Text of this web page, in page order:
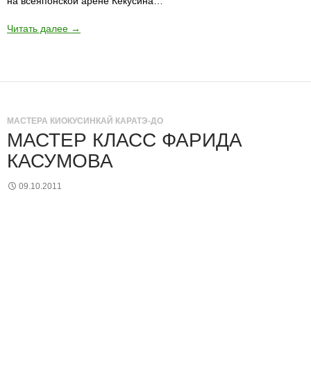
Читать далее →
МАСТЕРА КИОКУСИНКАЙ КАРАТЭ-ДО
МАСТЕР КЛАСС ФАРИДА
КАСУМОВА
09.10.2011